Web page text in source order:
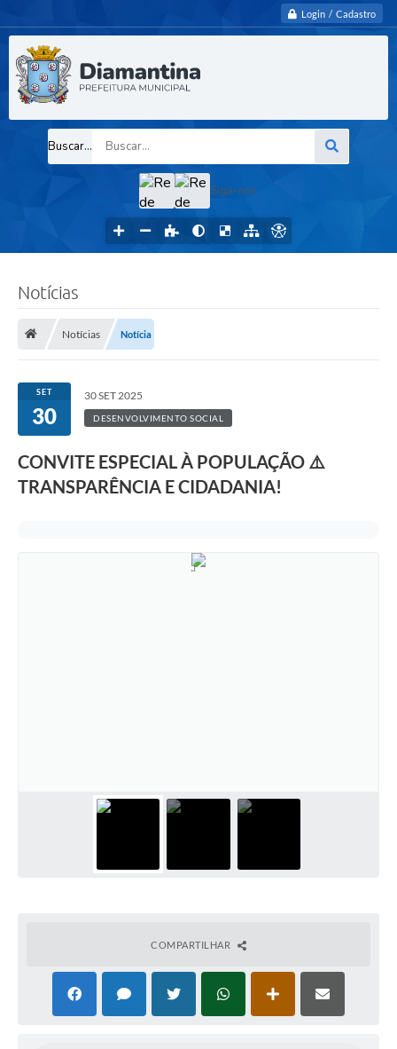
Login / Cadastro
Buscar...
Siga-nos
Notícias
Notícias Notícia
SET
30
30 SET 2025
DESENVOLVIMENTO SOCIAL
CONVITE ESPECIAL À POPULAÇÃO ⚠️
TRANSPARÊNCIA E CIDADANIA!
COMPARTILHAR